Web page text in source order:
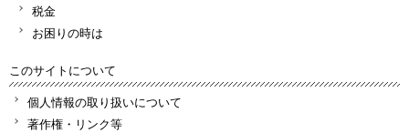
税金
お困りの時は
このサイトについて
個人情報の取り扱いについて
著作権・リンク等